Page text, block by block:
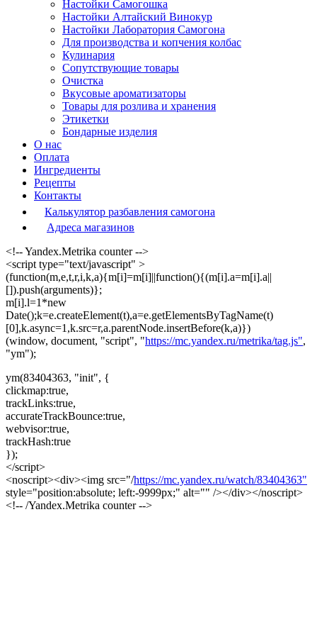
Настойки Самогошка
Настойки Алтайский Винокур
Настойки Лаборатория Самогона
Для производства и копчения колбас
Кулинария
Сопутствующие товары
Очистка
Вкусовые ароматизаторы
Товары для розлива и хранения
Этикетки
Бондарные изделия
О нас
Оплата
Ингредиенты
Рецепты
Контакты
Калькулятор разбавления самогона
Адреса магазинов
<!-- Yandex.Metrika counter -->
<script type="text/javascript" >
(function(m,e,t,r,i,k,a){m[i]=m[i]||function(){(m[i].a=m[i].a||
[]).push(arguments)};
m[i].l=1*new
Date();k=e.createElement(t),a=e.getElementsByTagName(t)
[0],k.async=1,k.src=r,a.parentNode.insertBefore(k,a)})
(window, document, "script", "https://mc.yandex.ru/metrika/tag.js",
"ym");
ym(83404363, "init", {
clickmap:true,
trackLinks:true,
accurateTrackBounce:true,
webvisor:true,
trackHash:true
});
</script>
<noscript><div><img src="/https://mc.yandex.ru/watch/83404363"
style="position:absolute; left:-9999px;" alt="" /></div></noscript>
<!-- /Yandex.Metrika counter -->